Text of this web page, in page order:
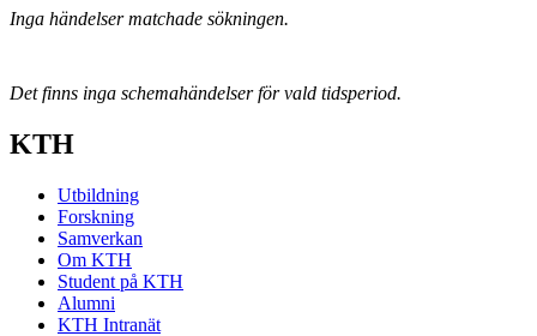
Inga händelser matchade sökningen.
Det finns inga schemahändelser för vald tidsperiod.
KTH
Utbildning
Forskning
Samverkan
Om KTH
Student på KTH
Alumni
KTH Intranät